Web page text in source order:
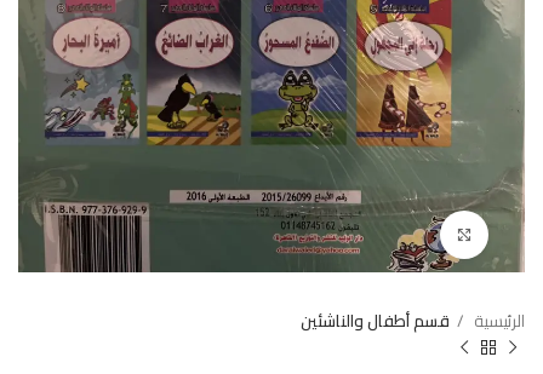
Click to enlarge
الرئيسية قسم أطفال والناشئين